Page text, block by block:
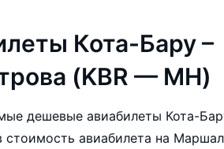
Кота-Бару –
(KBR — MH)
дешевые авиабилеты Кота-
авиабилета на